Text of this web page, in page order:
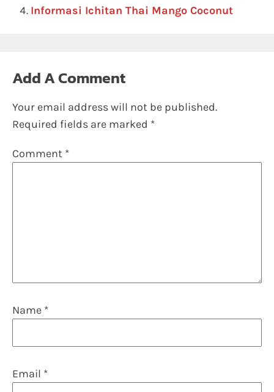
Informasi Ichitan Thai Mango Coconut
Add A Comment
Your email address will not be published.
Required fields are marked *
Comment *
Name *
Email *